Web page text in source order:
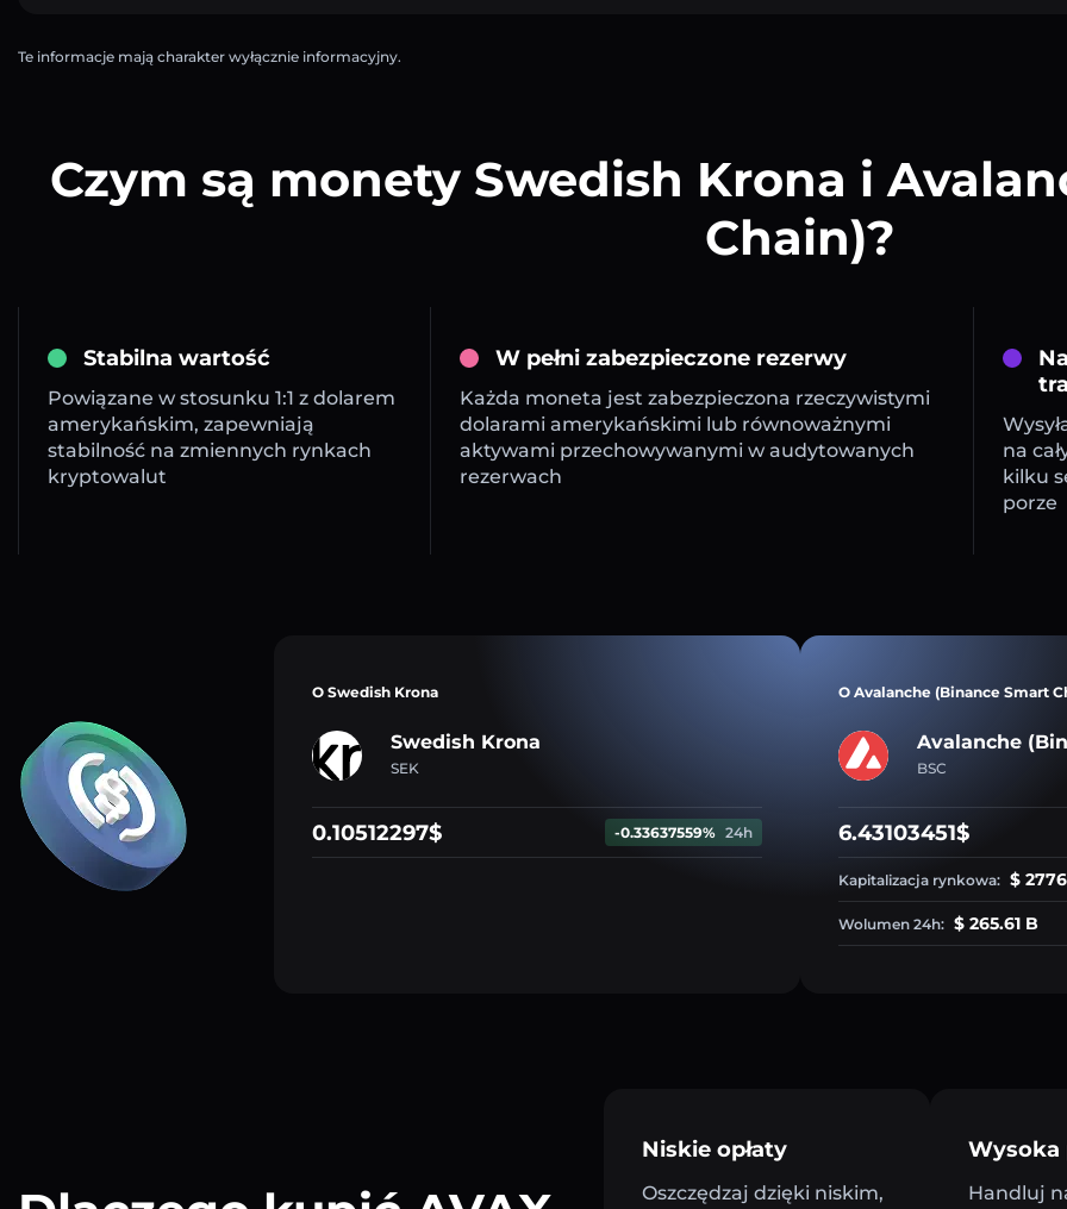
Te informacje mają charakter wyłącznie informacyjny.
Czym są monety Swedish Krona i
Chain)?
Stabilna wartość
Powiązane w stosunku 1:1 z dolarem
amerykańskim, zapewniają
stabilność na zmiennych rynkach
kryptowalut
W pełni zabezpieczone rezerwy
Każda moneta jest zabezpieczona rzeczywistymi
dolarami amerykańskimi lub równoważnymi
aktywami przechowywanymi w audytowanych
rezerwach
na
kilku
porze
O Swedish Krona
Swedish Krona
SEK
0.10512297$ -0.33637559% 24h
O Avalanche (Binance Smart
Avalanche
BSC
6.43103451$
Kapitalizacja rynkowa: $
Wolumen 24h: $ 265.61 B
Niskie opłaty
Oszczędzaj dzięki niskim,
Wysoka
Handluj